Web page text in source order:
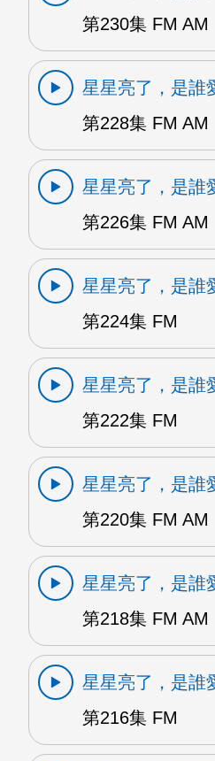
第230集 FM AM
星星亮了，是誰
第228集 FM AM
星星亮了，是誰
第226集 FM AM
星星亮了，是誰
第224集 FM
星星亮了，是誰
第222集 FM
星星亮了，是誰
第220集 FM AM
星星亮了，是誰
第218集 FM AM
星星亮了，是誰
第216集 FM